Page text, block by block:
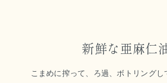
新鮮な亜麻仁
こまめに搾って、ろ過、ボトリングし